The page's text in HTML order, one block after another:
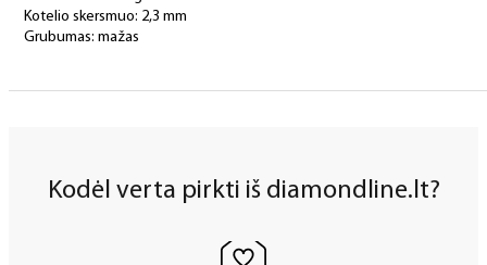
Kotelio skersmuo: 2,3 mm
Grubumas: mažas
Kodėl verta pirkti iš diamondline.lt?